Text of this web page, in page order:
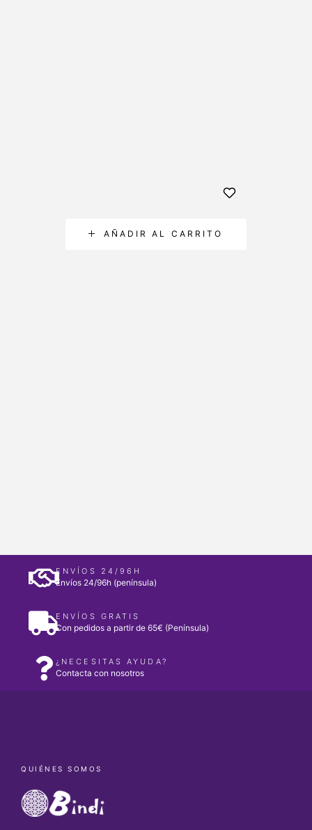
ENVÍOS 24/96H
Envíos 24/96h (península)
ENVÍOS GRATIS
Con pedidos a partir de 65€ (Península)
¿NECESITAS AYUDA?
Contacta con nosotros
QUIÉNES SOMOS